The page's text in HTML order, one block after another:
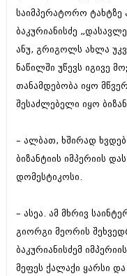
სექტემბერი
აგვისტო 2015
ივლისი 2015
მაისი 2015
აპრილი 2015
მარტი 2015
დეკემბერი
ნოემბერი 2014
ოქტომბერი 2014
ივლისი 2014
ივნისი 2014
აპრილი 2014
მარტი 2014
საიმპერატორო
ბაკურიანისძე
ანუ, გრიგოლს ახლა
ნაწილში უწევს იგივე
თანამდებობა იყო
შესაძლებელი იყო
– ალბათ, ხშირად
ბიზანტიის იმპერიის
დომესტიკოსი.
– ასეა. ამ მხრივ
გიორგი მეორის
ბაკურიანისძემ
მეფეს ქალაქი ყარსი და